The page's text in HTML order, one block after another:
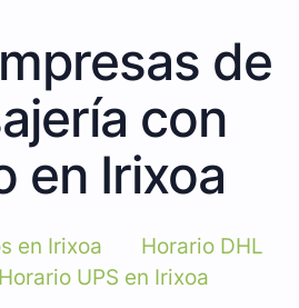
de
con
en Irixoa
en Irixoa
Horario DHL
Horario UPS en Irixoa